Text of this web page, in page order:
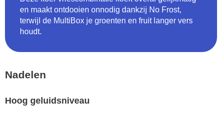
en maakt ontdooien onnodig dankzij No Frost,
terwijl de MultiBox je groenten en fruit langer vers
houdt.
Nadelen
Hoog geluidsniveau